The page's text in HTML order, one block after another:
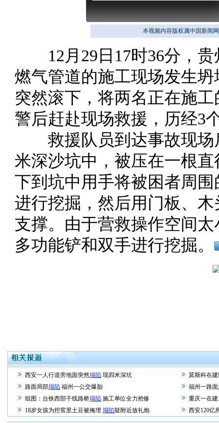
本视频内容版权属中国新闻
12月29日17时36分，贵
燃气管道的施工现场发生
突然滚下，将两名正在施
警后赶赴现场救援，历经3
救援队员到达事故现场
米深沙坑中，被压在一根
下到坑中用手将被困者周
进行挖掘，然后用门板、
支撑。由于营救操作空间
多功能铲和双手进行挖掘。
西安一人行道旁地面突然塌陷 现四米深坑
莫斯科在
路面局部塌陷 福州一公交爆胎 福州一路面
组图：台铁西部干线路桥塌陷 施工单位全力抢修
重庆一在
18岁女孩为挖窖里土豆被掩埋 塌陷疑附近放礼炮 西安120亿